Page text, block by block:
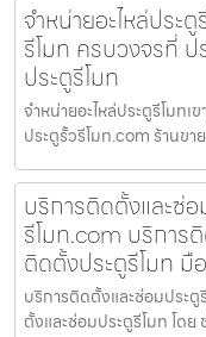
จำหน่ายอะไหล่ประตู
รีโมท ครบวงจรที่ ป
ประตูรีโมท
จำหน่ายอะไหล่ประตูรีโมทเ
ประตูรั้วรีโมท.com ร้านข
บริการติดตั้งและซ่
รีโมท.com บริการ
ติดตั้งประตูรีโมท มื
บริการติดตั้งและซ่อมประ
ตั้งและซ่อมประตูรีโมท โด